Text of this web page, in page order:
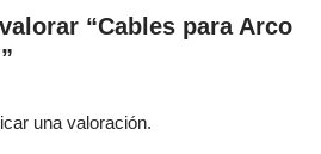
“Cables para Arco
una valoración.